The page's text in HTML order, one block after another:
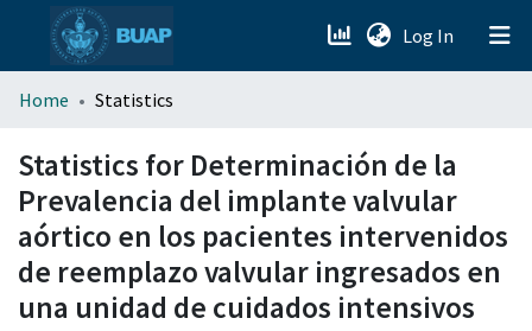
Log In (current)
menu.section.about_menu
All of DSpace
Home Statistics
Statistics for Determinación de la
Prevalencia del implante valvular
aórtico en los pacientes intervenidos
de reemplazo valvular ingresados en
una unidad de cuidados intensivos